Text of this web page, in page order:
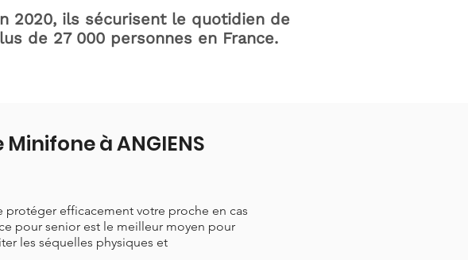
2020, ils sécurisent le quotidien de
de 27 000 personnes en France.
à ANGIENS
protéger efficacement votre proche en cas
pour senior est le meilleur moyen pour
les séquelles physiques et